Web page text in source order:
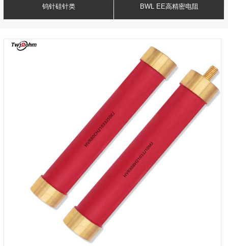
钨针硅针类 BWL EE高精密电阻